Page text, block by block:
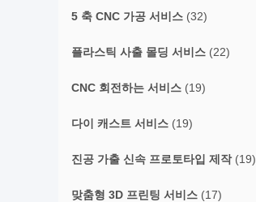
5 축 CNC 가공 서비스 (32)
플라스틱 사출 몰딩 서비스 (22)
CNC 회전하는 서비스 (19)
다이 캐스트 서비스 (19)
진공 가출 신속 프로토타입 제작(19)
맞춤형 3D 프린팅 서비스 (17)